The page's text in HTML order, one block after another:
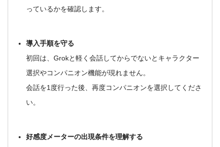
っているかを確認します。
導入手順を守る
初回は、 Grokと軽く会話してからでないとキャラクター
選択やコンパニオン機能が現れません。
会話を1度行った後、再度コンパニオンを選択してくださ
い。
好感度メーターの出現条件を理解する